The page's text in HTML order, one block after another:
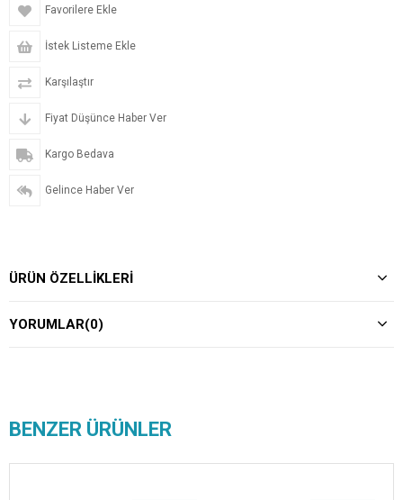
Favorilere Ekle
İstek Listeme Ekle
Karşılaştır
Fiyat Düşünce Haber Ver
Kargo Bedava
Gelince Haber Ver
ÜRÜN ÖZELLIKLERI
YORUMLAR(0)
BENZER ÜRÜNLER